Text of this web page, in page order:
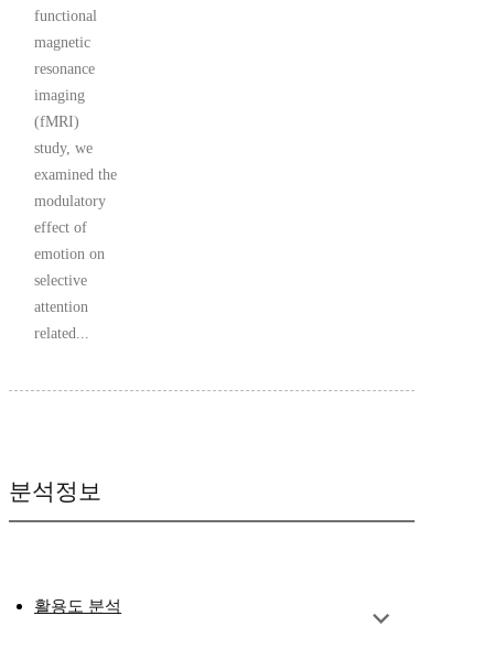
functional
magnetic
resonance
imaging
(fMRI)
study, we
examined the
modulatory
effect of
emotion on
selective
attention
related...
분석정보
활용도 분석